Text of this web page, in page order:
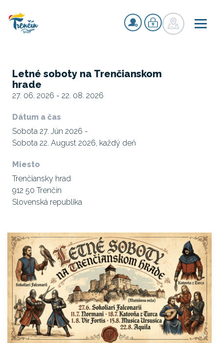
Letné soboty na Trenčianskom
hrade
27. 06. 2026 - 22. 08. 2026
Dátum a čas
Sobota 27. Jún 2026 -
Sobota 22. August 2026, každý deň
Miesto
Trenčiansky hrad
912 50 Trenčín
Slovenská republika